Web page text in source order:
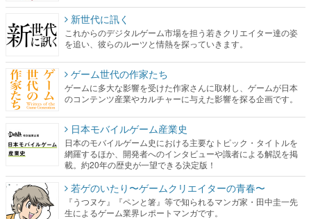
新世代に訊く
これからのデジタルゲーム市場を担う若きクリエイター達の姿
を追い、彼らのルーツと情熱を探っていきます。
ゲーム世代の作家たち
ゲームに多大な影響を受けた作家さんに取材し、ゲームが日本
のコンテンツ産業やカルチャーに与えた影響を探る企画です。
日本モバイルゲーム産業史
日本のモバイルゲーム史における主要なトピック・タイトルを
網羅するほか、開発者へのインタビューや識者による解説を掲
載。約20年の歴史が一望できる決定版！
若ゲのいたり〜ゲームクリエイターの青春〜
『うつヌケ』『ペンと箸』等で知られるマンガ家・田中圭一先
生によるゲーム業界レポートマンガです。